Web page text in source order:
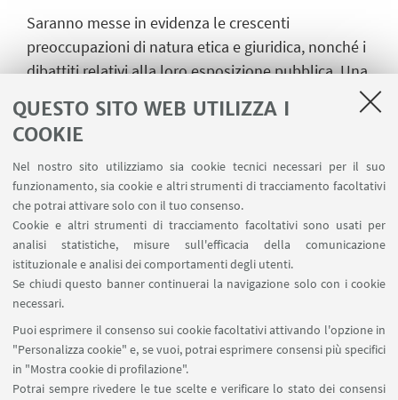
QUESTO SITO WEB UTILIZZA I
COOKIE
Nel nostro sito utilizziamo sia cookie tecnici necessari per il suo
funzionamento, sia cookie e altri strumenti di tracciamento facoltativi
che potrai attivare solo con il tuo consenso.
Cookie e altri strumenti di tracciamento facoltativi sono usati per
analisi statistiche, misure sull'efficacia della comunicazione
istituzionale e analisi dei comportamenti degli utenti.
Se chiudi questo banner continuerai la navigazione solo con i cookie
necessari.
Puoi esprimere il consenso sui cookie facoltativi attivando l'opzione in
"Personalizza cookie" e, se vuoi, potrai esprimere consensi più specifici
in "Mostra cookie di profilazione".
Potrai sempre rivedere le tue scelte e verificare lo stato dei consensi
Saranno messe in evidenza le crescenti
preoccupazioni di natura etica e giuridica, nonché i
dibattiti relativi alla loro esposizione pubblica. Una
mummie e alla loro presentazione in contesti
archeologici e antropologici.
NB: il seminario si terrà interamente in lingua
inglese.
CONTATTI
disci.gloc@unibo.it